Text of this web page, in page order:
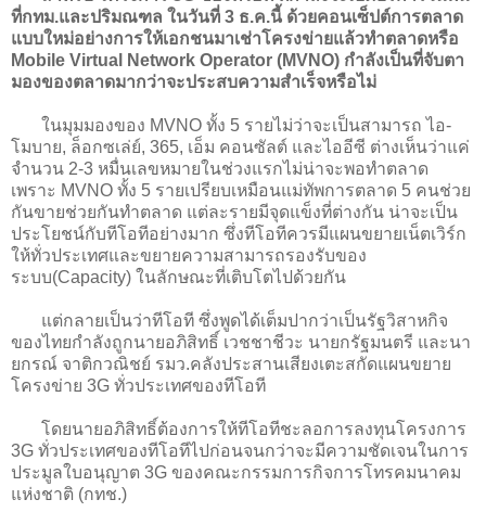
ที่กทม.และปริมณฑล ในวันที่ 3 ธ.ค.นี้ ด้วยคอนเซ็ปต์การตลาด
แบบใหม่อย่างการให้เอกชนมาเช่าโครงข่ายแล้วทำตลาดหรือ
Mobile Virtual Network Operator (MVNO) กำลังเป็นที่จับตา
มองของตลาดมากว่าจะประสบความสำเร็จหรือไม่
ในมุมมองของ MVNO ทั้ง 5 รายไม่ว่าจะเป็นสามารถ ไอ-
โมบาย, ล็อกซเล่ย์, 365, เอ็ม คอนซัลต์ และไออีซี ต่างเห็นว่าแค่
จำนวน 2-3 หมื่นเลขหมายในช่วงแรกไม่น่าจะพอทำตลาด
เพราะ MVNO ทั้ง 5 รายเปรียบเหมือนแม่ทัพการตลาด 5 คนช่วย
กันขายช่วยกันทำตลาด แต่ละรายมีจุดแข็งที่ต่างกัน น่าจะเป็น
ประโยชน์กับทีโอทีอย่างมาก ซึ่งทีโอทีควรมีแผนขยายเน็ตเวิร์ก
ให้ทั่วประเทศและขยายความสามารถรองรับของ
ระบบ(Capacity) ในลักษณะที่เติบโตไปด้วยกัน
แต่กลายเป็นว่าทีโอที ซึ่งพูดได้เต็มปากว่าเป็นรัฐวิสาหกิจ
ของไทยกำลังถูกนายอภิสิทธิ์ เวชชาชีวะ นายกรัฐมนตรี และนา
ยกรณ์ จาติกวณิชย์ รมว.คลังประสานเสียงเตะสกัดแผนขยาย
โครงข่าย 3G ทั่วประเทศของทีโอที
โดยนายอภิสิทธิ์ต้องการให้ทีโอทีชะลอการลงทุนโครงการ
3G ทั่วประเทศของทีโอทีไปก่อนจนกว่าจะมีความชัดเจนในการ
ประมูลใบอนุญาต 3G ของคณะกรรมการกิจการโทรคมนาคม
แห่งชาติ (กทช.)